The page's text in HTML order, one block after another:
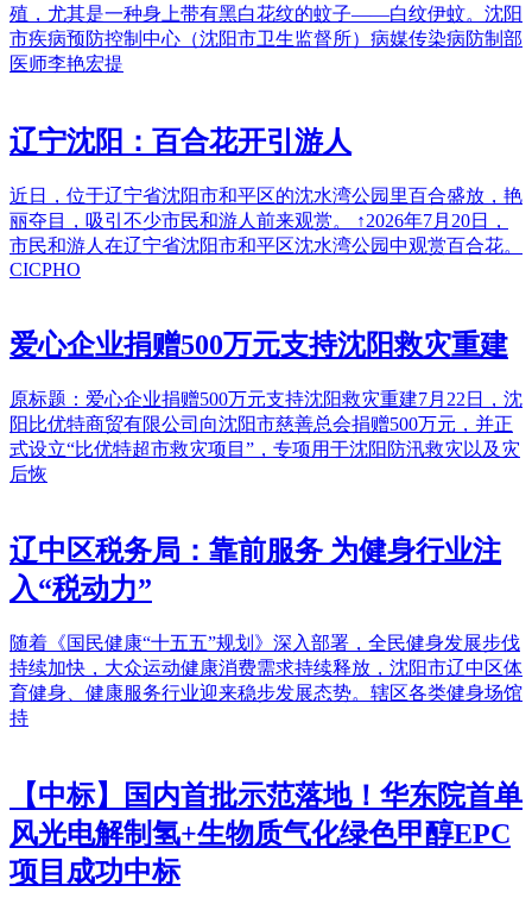
殖，尤其是一种身上带有黑白花纹的蚊子——白纹伊蚊。沈阳
市疾病预防控制中心（沈阳市卫生监督所）病媒传染病防制部
医师李艳宏提
辽宁沈阳：百合花开引游人
近日，位于辽宁省沈阳市和平区的沈水湾公园里百合盛放，艳
丽夺目，吸引不少市民和游人前来观赏。 ↑2026年7月20日，
市民和游人在辽宁省沈阳市和平区沈水湾公园中观赏百合花。
CICPHO
爱心企业捐赠500万元支持沈阳救灾重建
原标题：爱心企业捐赠500万元支持沈阳救灾重建7月22日，沈
阳比优特商贸有限公司向沈阳市慈善总会捐赠500万元，并正
式设立“比优特超市救灾项目”，专项用于沈阳防汛救灾以及灾
后恢
辽中区税务局：靠前服务 为健身行业注
入“税动力”
随着《国民健康“十五五”规划》深入部署，全民健身发展步伐
持续加快，大众运动健康消费需求持续释放，沈阳市辽中区体
育健身、健康服务行业迎来稳步发展态势。辖区各类健身场馆
持
【中标】国内首批示范落地！华东院首单
风光电解制氢+生物质气化绿色甲醇EPC
项目成功中标